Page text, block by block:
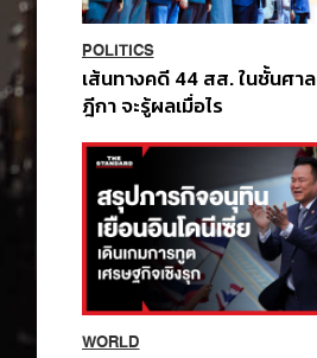
POLITICS
เส้นทางคดี 44 สส. ในชั้นศาล
ฎีกา จะรู้ผลเมื่อไร
WORLD